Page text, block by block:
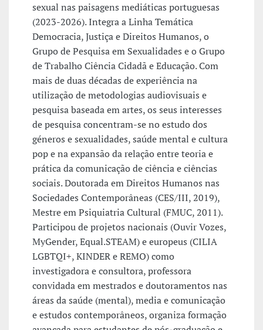
sexual nas paisagens mediáticas portuguesas
(2023-2026). Integra a Linha Temática
Democracia, Justiça e Direitos Humanos, o
Grupo de Pesquisa em Sexualidades e o Grupo
de Trabalho Ciência Cidadã e Educação. Com
mais de duas décadas de experiência na
utilização de metodologias audiovisuais e
pesquisa baseada em artes, os seus interesses
de pesquisa concentram-se no estudo dos
géneros e sexualidades, saúde mental e cultura
pop e na expansão da relação entre teoria e
prática da comunicação de ciência e ciências
sociais. Doutorada em Direitos Humanos nas
Sociedades Contemporâneas (CES/III, 2019),
Mestre em Psiquiatria Cultural (FMUC, 2011).
Participou de projetos nacionais (Ouvir Vozes,
MyGender, Equal.STEAM) e europeus (CILIA
LGBTQI+, KINDER e REMO) como
investigadora e consultora, professora
convidada em mestrados e doutoramentos nas
áreas da saúde (mental), media e comunicação
e estudos contemporâneos, organiza formação